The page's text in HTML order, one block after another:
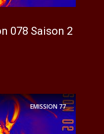
078 Saison 2
EMISSION77